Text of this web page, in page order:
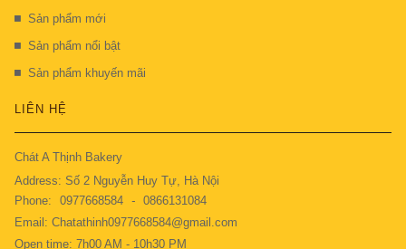
Sản phẩm mới
Sản phẩm nổi bật
Sản phẩm khuyến mãi
LIÊN HỆ
Chát A Thịnh Bakery
Address: Số 2 Nguyễn Huy Tự, Hà Nội
Phone:
0977668584 -
0866131084
Email: Chatathinh0977668584@gmail.com
Open time: 7h00 AM - 10h30 PM